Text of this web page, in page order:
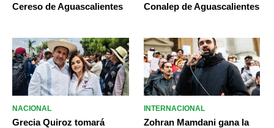
Cereso de Aguascalientes
Conalep de Aguascalientes
NACIONAL
Grecia Quiroz tomará
INTERNACIONAL
Zohran Mamdani gana la